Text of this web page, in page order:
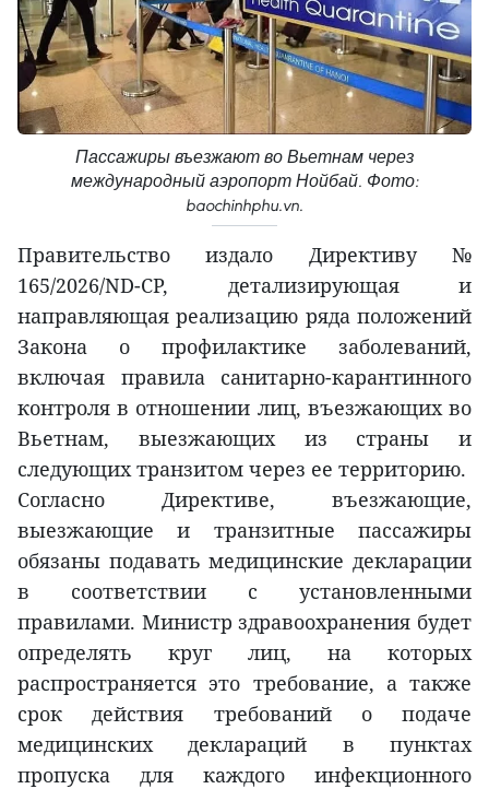
Пассажиры въезжают во Вьетнам через
международный аэропорт Нойбай. Фото:
baochinhphu.vn.
Правительство издало Директиву №
165/2026/ND-CP, детализирующая и
направляющая реализацию ряда положений
Закона о профилактике заболеваний,
включая правила санитарно-карантинного
контроля в отношении лиц, въезжающих во
Вьетнам, выезжающих из страны и
следующих транзитом через ее территорию.
Согласно Директиве, въезжающие,
выезжающие и транзитные пассажиры
обязаны подавать медицинские декларации
в соответствии с установленными
правилами. Министр здравоохранения будет
определять круг лиц, на которых
распространяется это требование, а также
срок действия требований о подаче
медицинских деклараций в пунктах
пропуска для каждого инфекционного